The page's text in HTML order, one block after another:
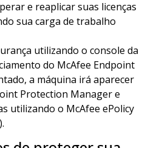
e reaplicar suas licenças
sua carga de trabalho
utilizando o console da
do McAfee Endpoint
a máquina irá aparecer
Protection Manager e
utilizando o McAfee ePolicy